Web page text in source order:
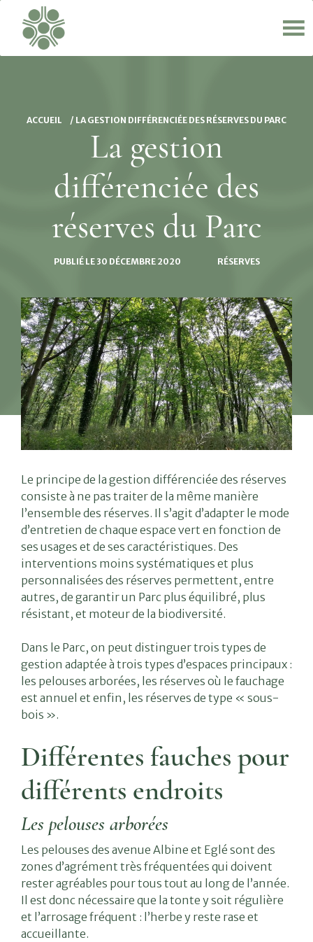
ACCUEIL / LA GESTION DIFFÉRENCIÉE DES RÉSERVES DU PARC
La gestion
différenciée des
réserves du Parc
PUBLIÉ LE 30 DÉCEMBRE 2020 RÉSERVES
Le principe de la gestion différenciée des réserves
consiste à ne pas traiter de la même manière
l’ensemble des réserves. Il s’agit d’adapter le mode
d’entretien de chaque espace vert en fonction de
ses usages et de ses caractéristiques. Des
interventions moins systématiques et plus
personnalisées des réserves permettent, entre
autres, de garantir un Parc plus équilibré, plus
résistant, et moteur de la biodiversité.
Dans le Parc, on peut distinguer trois types de
gestion adaptée à trois types d’espaces principaux :
les pelouses arborées, les réserves où le fauchage
est annuel et enfin, les réserves de type « sous-
bois ».
Différentes fauches pour
différents endroits
Les pelouses arborées
Les pelouses des avenue Albine et Eglé sont des
zones d’agrément très fréquentées qui doivent
rester agréables pour tous tout au long de l’année.
Il est donc nécessaire que la tonte y soit régulière
et l’arrosage fréquent : l’herbe y reste rase et
accueillante.